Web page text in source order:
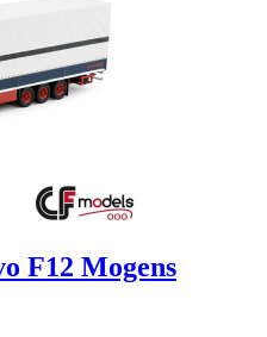
F12 Mogens